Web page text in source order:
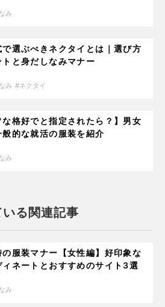
み
で選ぶべきネクタイとは｜選び方
トと身だしなみマナー
み ネクタイ
な格好でと指定されたら？】男女
般的な就活の服装を紹介
み
る関連記事
の服装マナー【女性編】好印象な
ィネートとおすすめのサイト3選
み